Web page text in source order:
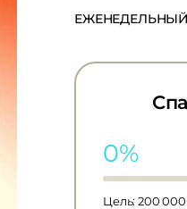
0%
Цель: 200